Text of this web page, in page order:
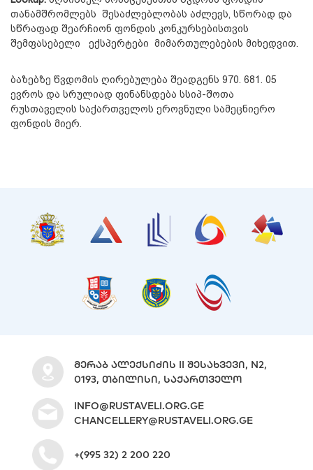
თანამშრომლებს შესაძლებლობას აძლევს, სწორად და
სწრაფად შეარჩიონ ფონდის კონკურსებისთვის
შემფასებელი ექსპერტები მიმართულებების მიხედვით.
ბაზებზე წვდომის ღირებულება შეადგენს 970. 681. 05
ევროს და სრულიად ფინანსდება სსიპ-შოთა
რუსთაველის საქართველოს ეროვნული სამეცნიერო
ფონდის მიერ.
ᲛᲔᲠᲐᲑ ᲐᲚᲔᲥᲡᲘᲫᲘᲡ II ᲨᲔᲡᲐᲮᲕᲔᲕᲘ, N2,
0193, ᲗᲑᲘᲚᲘᲡᲘ, ᲡᲐᲥᲐᲠᲗᲕᲔᲚᲝ
INFO@RUSTAVELI.ORG.GE
CHANCELLERY@RUSTAVELI.ORG.GE
+(995 32) 2 200 220